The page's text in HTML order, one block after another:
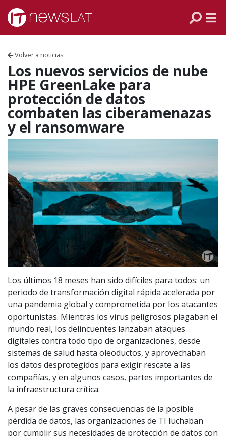
Skip to content
Volver a noticias
Los nuevos servicios de nube
HPE GreenLake para
protección de datos
combaten las ciberamenazas
y el ransomware
Los últimos 18 meses han sido difíciles para todos: un
periodo de transformación digital rápida acelerada por
una pandemia global y comprometida por los atacantes
oportunistas. Mientras los virus peligrosos plagaban el
mundo real, los delincuentes lanzaban ataques
digitales contra todo tipo de organizaciones, desde
sistemas de salud hasta oleoductos, y aprovechaban
los datos desprotegidos para exigir rescate a las
compañías, y en algunos casos, partes importantes de
la infraestructura crítica.
A pesar de las graves consecuencias de la posible
pérdida de datos, las organizaciones de TI luchaban
por cumplir sus necesidades de protección de datos con
VENEZUELA
ECUADOR
PERÚ
CHILE
MÉXICO